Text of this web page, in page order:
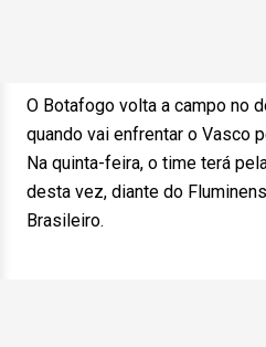
O Botafogo volta a campo no
quando vai enfrentar o Vasco
Na quinta-feira, o time terá
desta vez, diante do
Brasileiro.